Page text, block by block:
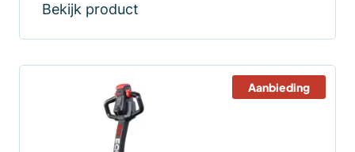
Bekijk product
Aanbieding